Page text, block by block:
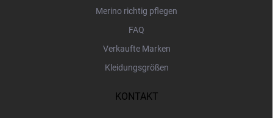
Merino richtig pflegen
FAQ
Verkaufte Marken
Kleidungsgrößen
KONTAKT